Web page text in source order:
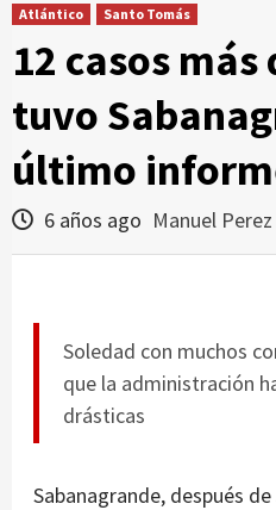
Atlántico Santo Tomás
12 casos más
tuvo
último
6 años ago Manuel
Soledad con muchos
que la administración
drásticas
Sabanagrande, después